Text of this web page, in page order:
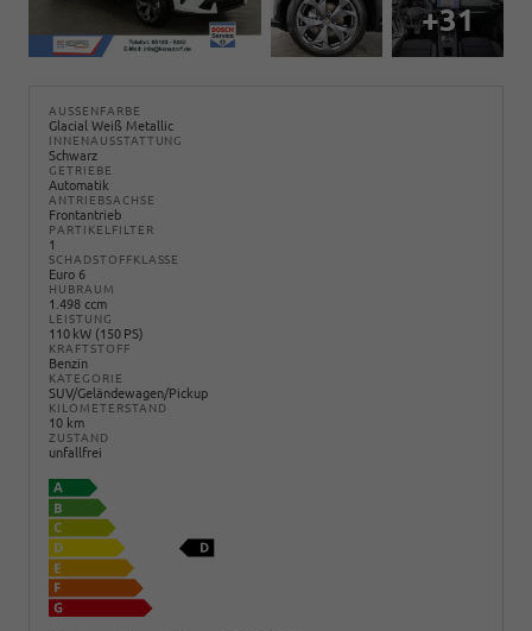
+31
AUSSENFARBE
Glacial Weiß Metallic
INNENAUSSTATTUNG
Schwarz
GETRIEBE
Automatik
ANTRIEBSACHSE
Frontantrieb
PARTIKELFILTER
1
SCHADSTOFFKLASSE
Euro 6
HUBRAUM
1.498 ccm
LEISTUNG
110 kW (150 PS)
KRAFTSTOFF
Benzin
KATEGORIE
SUV/Geländewagen/Pickup
KILOMETERSTAND
10 km
ZUSTAND
unfallfrei